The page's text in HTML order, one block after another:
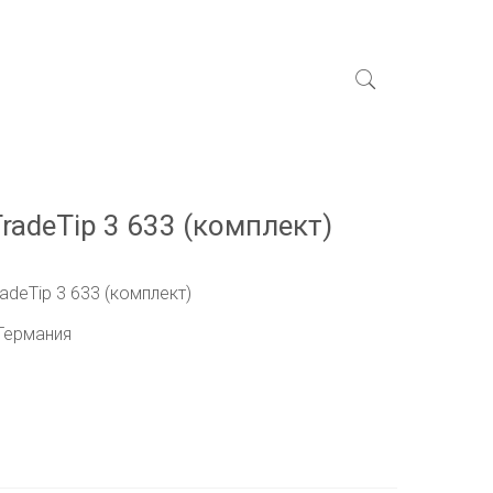
3 633 (комплект)
3 633 (комплект)